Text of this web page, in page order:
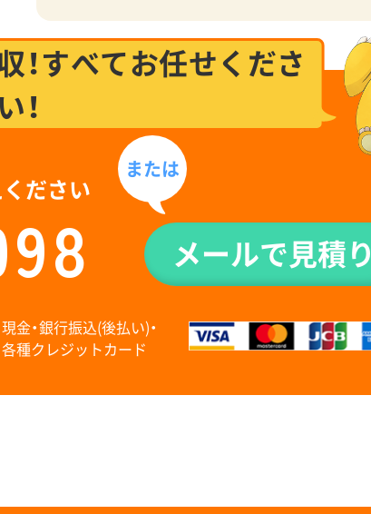
！すべてお任せくださ
い！
ださい
または
メールで見積り
現金・銀行振込(後払い)・
各種クレジットカード